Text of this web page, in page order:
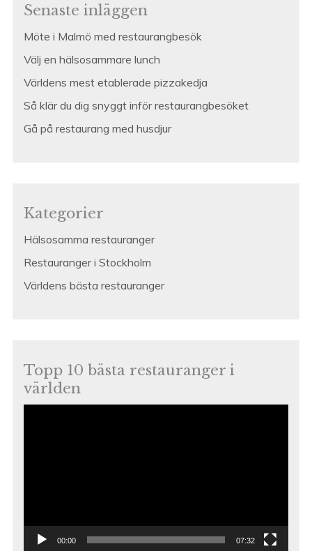
Senaste inläggen
Möte i Malmö med restaurangbesök
Välj en hälsosammare lunch
Världens mest etablerade pizzakedja
Så klär du dig snyggt inför restaurangbesöket
Gå på restaurang med husdjur
Kategorier
Hälsosamma restauranger
Restauranger i Stockholm
Världens bästa restauranger
Topp 10 bästa restauranger i
världen
00:00 07:32